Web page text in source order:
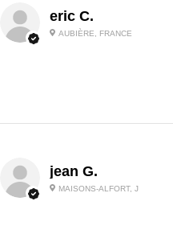
eric C.
AUBIÈRE, FRANCE
jean G.
MAISONS-ALFORT, J